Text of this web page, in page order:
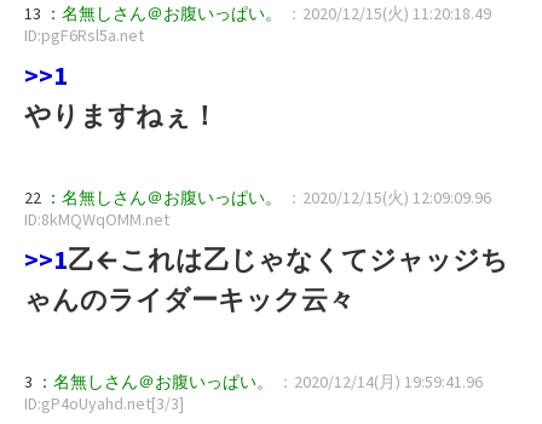
13 ： 名無しさん＠お腹いっぱい。
：2020/12/15(火) 11:20:18.49
ID:pgF6Rsl5a.net
>>1
やりますねぇ！
22 ： 名無しさん＠お腹いっぱい。
：2020/12/15(火) 12:09:09.96
ID:8kMQWqOMM.net
>>1乙←これは乙じゃなくてジャッジち
ゃんのライダーキック云々
3 ： 名無しさん＠お腹いっぱい。
：2020/12/14(月) 19:59:41.96
ID:gP4oUyahd.net[3/3]